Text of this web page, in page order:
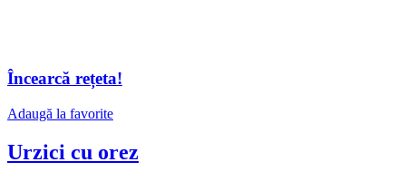
Încearcă rețeta!
Adaugă la favorite
Urzici cu orez